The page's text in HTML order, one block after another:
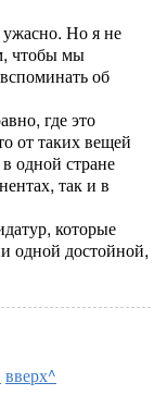
ужасно. Но я не
чтобы мы
об
где это
от таких вещей
одной стране
так и в
которые
одной достойной,
вверх^